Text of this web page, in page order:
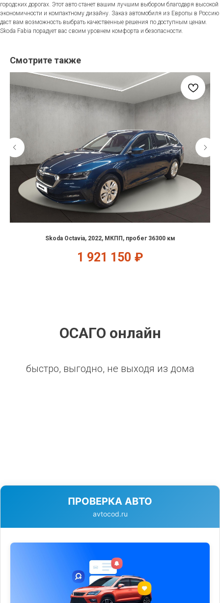
городских дорогах. Этот авто станет вашим лучшим выбором благодаря высокой
экономичности и компактному дизайну. Заказ автомобиля из Европы в Россию
даст вам возможность выбрать качественные решения по доступным ценам.
Skoda Fabia порадует вас своим уровнем комфорта и безопасности.
Смотрите также
Skoda Octavia, 2022, МКПП, пробег 36300 км
1 921 150 ₽
ОСАГО онлайн
быстро, выгодно, не выходя из дома
ПРОВЕРКА АВТО
avtocod.ru